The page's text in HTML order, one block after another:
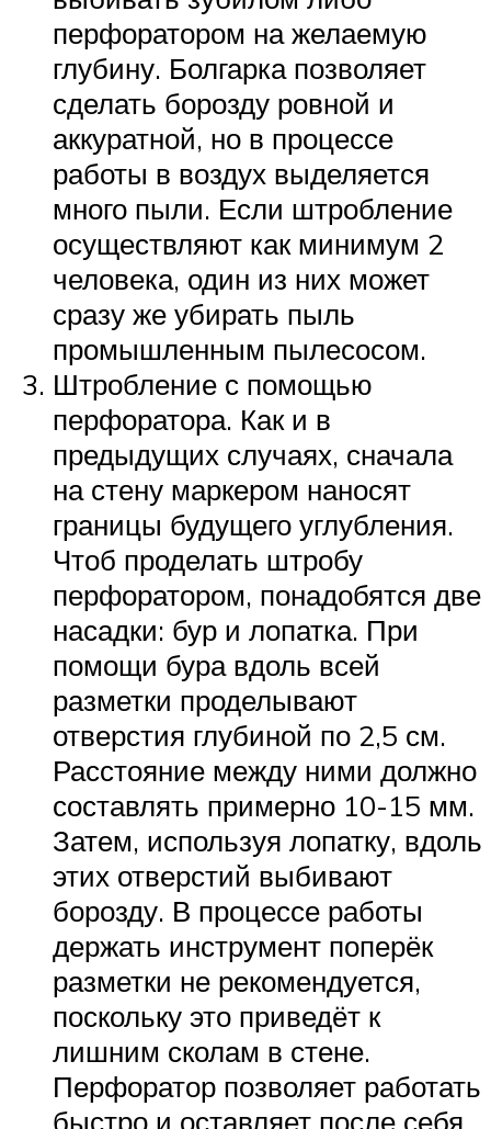
перфоратором на желаемую
глубину. Болгарка позволяет
сделать борозду ровной и
аккуратной, но в процессе
работы в воздух выделяется
много пыли. Если штробление
осуществляют как минимум 2
человека, один из них может
сразу же убирать пыль
промышленным пылесосом.
Штробление с помощью
перфоратора. Как и в
предыдущих случаях, сначала
на стену маркером наносят
границы будущего углубления.
Чтоб проделать штробу
перфоратором, понадобятся две
насадки: бур и лопатка. При
помощи бура вдоль всей
разметки проделывают
отверстия глубиной по 2,5 см.
Расстояние между ними должно
составлять примерно 10-15 мм.
Затем, используя лопатку, вдоль
этих отверстий выбивают
борозду. В процессе работы
держать инструмент поперёк
разметки не рекомендуется,
поскольку это приведёт к
лишним сколам в стене.
Перфоратор позволяет работать
быстро и оставляет после себя